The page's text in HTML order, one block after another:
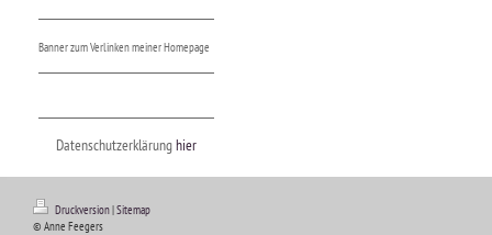
Banner zum Verlinken meiner Homepage
Datenschutzerklärunghier
Druckversion|Sitemap
© Anne Feegers